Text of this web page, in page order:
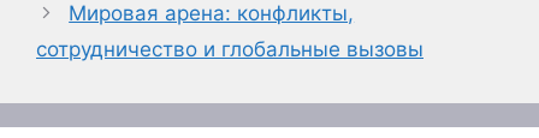
Мировая арена: конфликты,
сотрудничество и глобальные вызовы